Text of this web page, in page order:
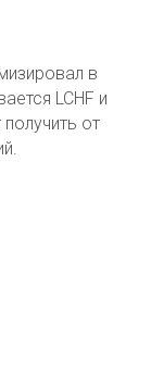
в
LCHF и
от